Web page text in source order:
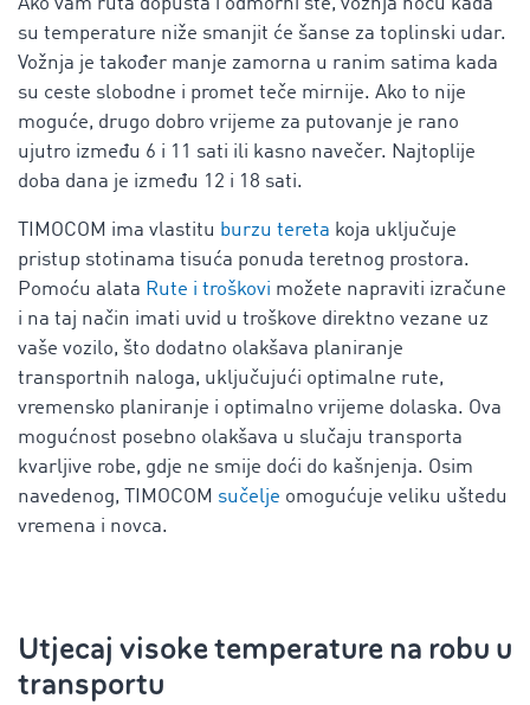
su temperature niže smanjit će šanse za toplinski udar.
Vožnja je također manje zamorna u ranim satima kada
su ceste slobodne i promet teče mirnije. Ako to nije
moguće, drugo dobro vrijeme za putovanje je rano
ujutro između 6 i 11 sati ili kasno navečer. Najtoplije
doba dana je između 12 i 18 sati.
TIMOCOM ima vlastitu burzu tereta koja uključuje
pristup stotinama tisuća ponuda teretnog prostora.
Pomoću alata Rute i troškovi možete napraviti izračune
i na taj način imati uvid u troškove direktno vezane uz
vaše vozilo, što dodatno olakšava planiranje
transportnih naloga, uključujući optimalne rute,
vremensko planiranje i optimalno vrijeme dolaska. Ova
mogućnost posebno olakšava u slučaju transporta
kvarljive robe, gdje ne smije doći do kašnjenja. Osim
navedenog, TIMOCOM sučelje omogućuje veliku uštedu
vremena i novca.
Utjecaj visoke temperature na robu u
transportu